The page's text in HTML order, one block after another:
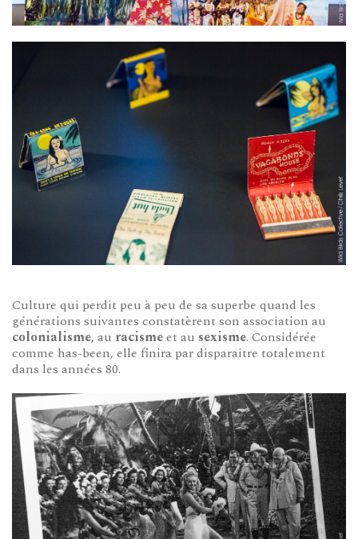
Culture qui perdit peu à peu de sa superbe quand les
générations suivantes constatèrent son association au
colonialisme, au racismeet au sexisme. Considérée
comme has-been, elle finira par disparaitre totalement
dans les années 80.